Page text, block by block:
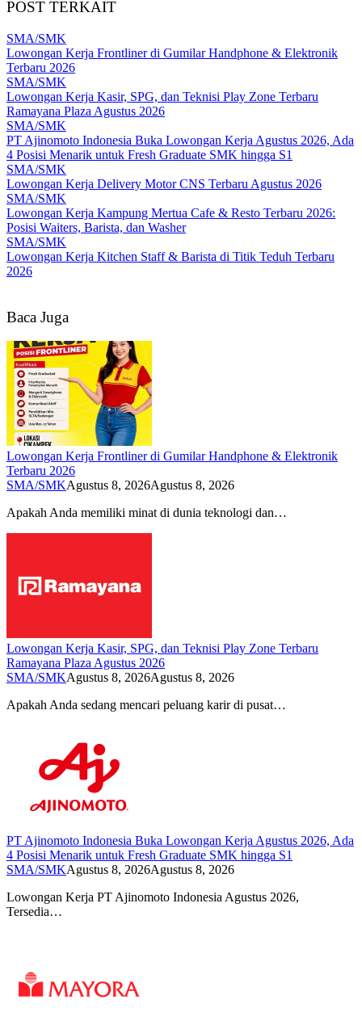
POST TERKAIT
SMA/SMK
Lowongan Kerja Frontliner di Gumilar Handphone & Elektronik
Terbaru 2026
SMA/SMK
Lowongan Kerja Kasir, SPG, dan Teknisi Play Zone Terbaru
Ramayana Plaza Agustus 2026
SMA/SMK
PT Ajinomoto Indonesia Buka Lowongan Kerja Agustus 2026, Ada
4 Posisi Menarik untuk Fresh Graduate SMK hingga S1
SMA/SMK
Lowongan Kerja Delivery Motor CNS Terbaru Agustus 2026
SMA/SMK
Lowongan Kerja Kampung Mertua Cafe & Resto Terbaru 2026:
Posisi Waiters, Barista, dan Washer
SMA/SMK
Lowongan Kerja Kitchen Staff & Barista di Titik Teduh Terbaru
2026
Baca Juga
Lowongan Kerja Frontliner di Gumilar Handphone & Elektronik
Terbaru 2026
SMA/SMKAgustus 8, 2026Agustus 8, 2026
Apakah Anda memiliki minat di dunia teknologi dan…
Lowongan Kerja Kasir, SPG, dan Teknisi Play Zone Terbaru
Ramayana Plaza Agustus 2026
SMA/SMKAgustus 8, 2026Agustus 8, 2026
Apakah Anda sedang mencari peluang karir di pusat…
PT Ajinomoto Indonesia Buka Lowongan Kerja Agustus 2026, Ada
4 Posisi Menarik untuk Fresh Graduate SMK hingga S1
SMA/SMKAgustus 8, 2026Agustus 8, 2026
Lowongan Kerja PT Ajinomoto Indonesia Agustus 2026,
Tersedia…